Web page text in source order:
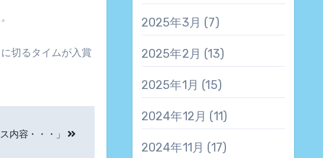
切るタイムが入賞
内容・・・」
2025年3月 (7)
2025年2月 (13)
2025年1月 (15)
2024年12月 (11)
2024年11月 (17)